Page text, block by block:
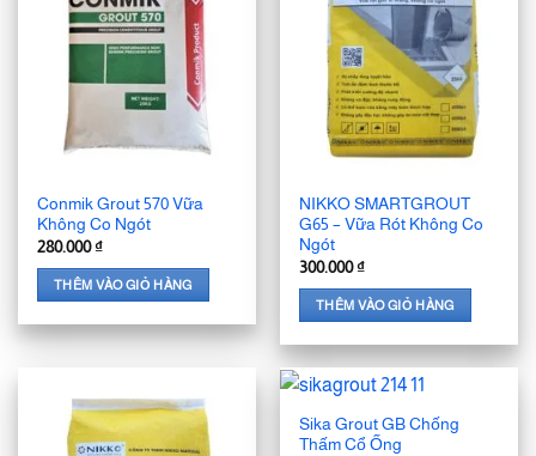
Conmik Grout 570 Vữa
Không Co Ngót
280.000₫
THÊM VÀO GIỎ HÀNG
NIKKO SMARTGROUT
G65 – Vữa Rót Không Co
Ngót
300.000₫
THÊM VÀO GIỎ HÀNG
Sika Grout GB Chống
Thấm Cổ Ống